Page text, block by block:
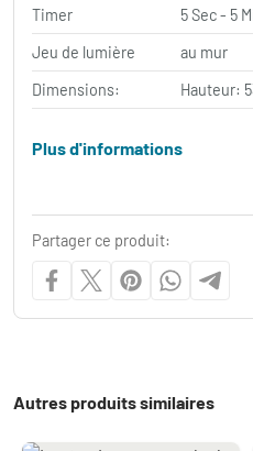
Timer
5 Sec - 5
Jeu de lumière
au mur
Dimensions:
Hauteur:
Plus d'informations
Partager ce produit:
Autres produits similaires